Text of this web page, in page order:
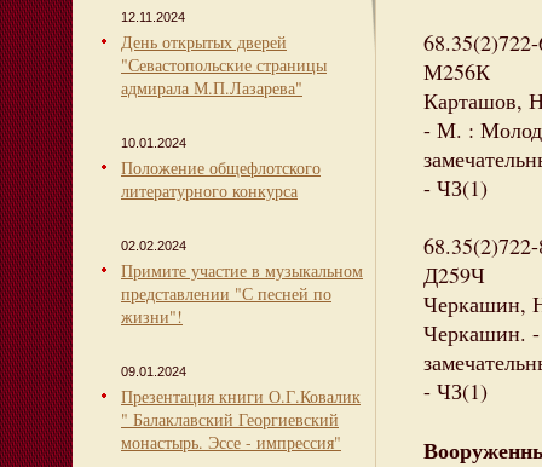
12.11.2024
День открытых дверей
"Севастопольские страницы
адмирала М.П.Лазарева"
10.01.2024
Положение общефлотского
литературного конкурса
02.02.2024
Примите участие в музыкальном
представлении "С песней по
жизни"!
09.01.2024
Презентация книги О.Г.Ковалик
" Балаклавский Георгиевский
монастырь. Эссе - импрессия"
М256К
Карташов,
- М. :
- ЧЗ(1)
Д259Ч
Черкашин,
Черкашин.
- ЧЗ(1)